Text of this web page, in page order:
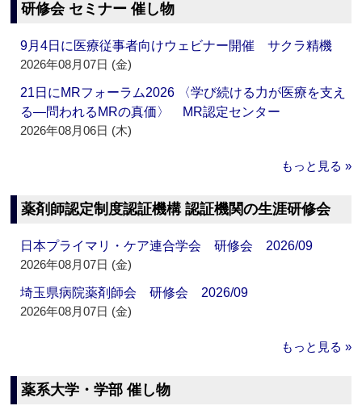
研修会 セミナー 催し物
9月4日に医療従事者向けウェビナー開催 サクラ精機
2026年08月07日 (金)
21日にMRフォーラム2026 〈学び続ける力が医療を支え
る―問われるMRの真価〉 MR認定センター
2026年08月06日 (木)
もっと見る »
薬剤師認定制度認証機構 認証機関の生涯研修会
日本プライマリ・ケア連合学会 研修会 2026/09
2026年08月07日 (金)
埼玉県病院薬剤師会 研修会 2026/09
2026年08月07日 (金)
もっと見る »
薬系大学・学部 催し物